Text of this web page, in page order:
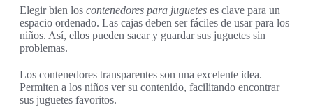
Elegir bien los contenedores para juguetes es clave para un
espacio ordenado. Las cajas deben ser fáciles de usar para los
niños. Así, ellos pueden sacar y guardar sus juguetes sin
problemas.
Los contenedores transparentes son una excelente idea.
Permiten a los niños ver su contenido, facilitando encontrar
sus juguetes favoritos.